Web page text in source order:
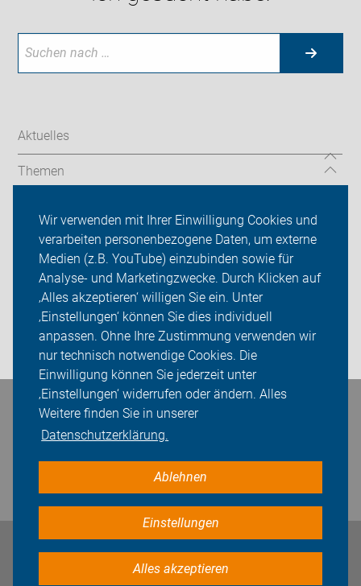
Wir verwenden mit Ihrer Einwilligung Cookies und
verarbeiten personenbezogene Daten, um externe
Medien (z.B. YouTube) einzubinden sowie für
Analyse- und Marketingzwecke. Durch Klicken auf
‚Alles akzeptieren‘ willigen Sie ein. Unter
‚Einstellungen‘ können Sie dies individuell
anpassen. Ohne Ihre Zustimmung verwenden wir
nur technisch notwendige Cookies. Die
Einwilligung können Sie jederzeit unter
‚Einstellungen‘ widerrufen oder ändern. Alles
Weitere finden Sie in unserer
Datenschutzerklärung.
Ablehnen
Einstellungen
Alles akzeptieren
Aktuelles
Themen
Ortsgruppen
Sei dabei
Presse
Login
Bleiben Sie in Kontakt